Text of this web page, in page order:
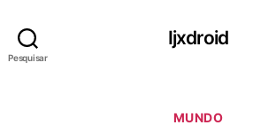
Pesquisar
Ijxdroid
C
MUNDO